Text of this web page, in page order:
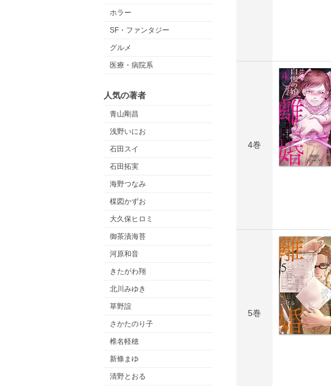
ホラー
SF・ファンタジー
グルメ
医療・病院系
人気の著者
青山剛昌
浅野いにお
石田スイ
石田拓実
海野つなみ
楳図かずお
大久保ヒロミ
御茶漬海苔
河原和音
きたがわ翔
北川みゆき
草野誼
さかたのり子
椎名軽穂
新條まゆ
清野とおる
4巻
5巻